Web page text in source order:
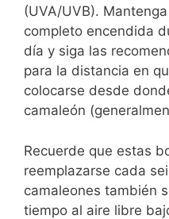
(UVA/UVB).
completo encendida
día y siga las
para la distancia en
colocarse desde
camaleón
Recuerde que estas
reemplazarse cada
camaleones también
tiempo al aire libre